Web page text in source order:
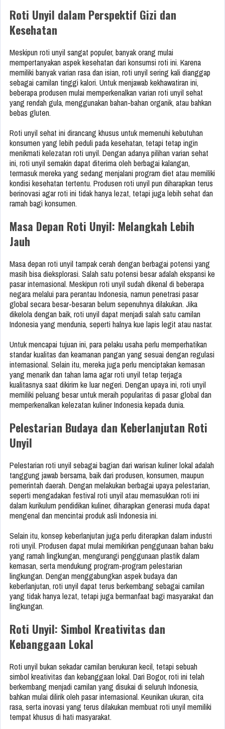
Roti Unyil dalam Perspektif Gizi dan
Kesehatan
Meskipun roti unyil sangat populer, banyak orang mulai
mempertanyakan aspek kesehatan dari konsumsi roti ini. Karena
memiliki banyak varian rasa dan isian, roti unyil sering kali dianggap
sebagai camilan tinggi kalori. Untuk menjawab kekhawatiran ini,
beberapa produsen mulai memperkenalkan varian roti unyil sehat
yang rendah gula, menggunakan bahan-bahan organik, atau bahkan
bebas gluten.
Roti unyil sehat ini dirancang khusus untuk memenuhi kebutuhan
konsumen yang lebih peduli pada kesehatan, tetapi tetap ingin
menikmati kelezatan roti unyil. Dengan adanya pilihan varian sehat
ini, roti unyil semakin dapat diterima oleh berbagai kalangan,
termasuk mereka yang sedang menjalani program diet atau memiliki
kondisi kesehatan tertentu. Produsen roti unyil pun diharapkan terus
berinovasi agar roti ini tidak hanya lezat, tetapi juga lebih sehat dan
ramah bagi konsumen.
Masa Depan Roti Unyil: Melangkah Lebih
Jauh
Masa depan roti unyil tampak cerah dengan berbagai potensi yang
masih bisa dieksplorasi. Salah satu potensi besar adalah ekspansi ke
pasar internasional. Meskipun roti unyil sudah dikenal di beberapa
negara melalui para perantau Indonesia, namun penetrasi pasar
global secara besar-besaran belum sepenuhnya dilakukan. Jika
dikelola dengan baik, roti unyil dapat menjadi salah satu camilan
Indonesia yang mendunia, seperti halnya kue lapis legit atau nastar.
Untuk mencapai tujuan ini, para pelaku usaha perlu memperhatikan
standar kualitas dan keamanan pangan yang sesuai dengan regulasi
internasional. Selain itu, mereka juga perlu menciptakan kemasan
yang menarik dan tahan lama agar roti unyil tetap terjaga
kualitasnya saat dikirim ke luar negeri. Dengan upaya ini, roti unyil
memiliki peluang besar untuk meraih popularitas di pasar global dan
memperkenalkan kelezatan kuliner Indonesia kepada dunia.
Pelestarian Budaya dan Keberlanjutan Roti
Unyil
Pelestarian roti unyil sebagai bagian dari warisan kuliner lokal adalah
tanggung jawab bersama, baik dari produsen, konsumen, maupun
pemerintah daerah. Dengan melakukan berbagai upaya pelestarian,
seperti mengadakan festival roti unyil atau memasukkan roti ini
dalam kurikulum pendidikan kuliner, diharapkan generasi muda dapat
mengenal dan mencintai produk asli Indonesia ini.
Selain itu, konsep keberlanjutan juga perlu diterapkan dalam industri
roti unyil. Produsen dapat mulai memikirkan penggunaan bahan baku
yang ramah lingkungan, mengurangi penggunaan plastik dalam
kemasan, serta mendukung program-program pelestarian
lingkungan. Dengan menggabungkan aspek budaya dan
keberlanjutan, roti unyil dapat terus berkembang sebagai camilan
yang tidak hanya lezat, tetapi juga bermanfaat bagi masyarakat dan
lingkungan.
Roti Unyil: Simbol Kreativitas dan
Kebanggaan Lokal
Roti unyil bukan sekadar camilan berukuran kecil, tetapi sebuah
simbol kreativitas dan kebanggaan lokal. Dari Bogor, roti ini telah
berkembang menjadi camilan yang disukai di seluruh Indonesia,
bahkan mulai dilirik oleh pasar internasional. Keunikan ukuran, cita
rasa, serta inovasi yang terus dilakukan membuat roti unyil memiliki
tempat khusus di hati masyarakat.